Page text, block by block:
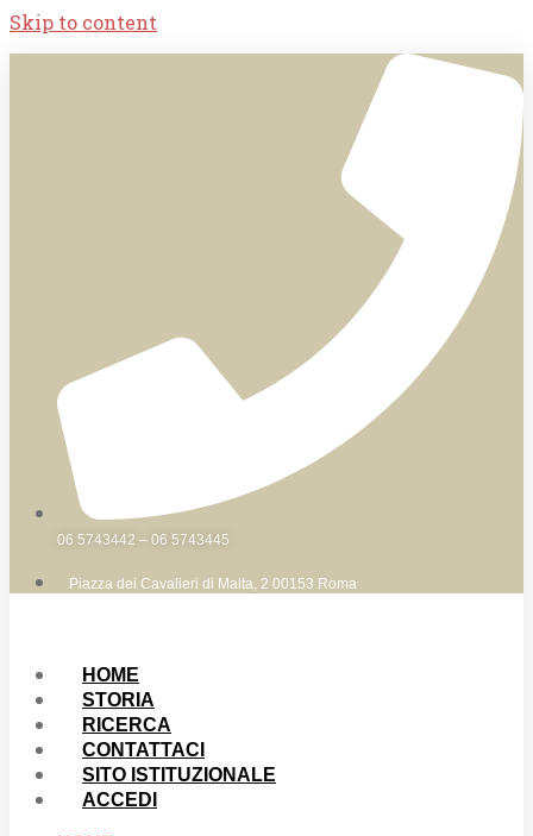
Skip to content
06 5743442 – 06 5743445
Piazza dei Cavalieri di Malta, 2 00153 Roma
HOME
STORIA
RICERCA
CONTATTACI
SITO ISTITUZIONALE
ACCEDI